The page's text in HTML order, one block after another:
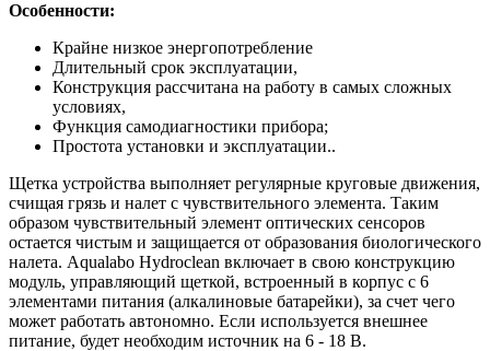
Особенности:
Крайне низкое энергопотребление
Длительный срок эксплуатации,
Конструкция рассчитана на работу в самых сложных
условиях,
Функция самодиагностики прибора;
Простота установки и эксплуатации..
Щетка устройства выполняет регулярные круговые движения,
счищая грязь и налет с чувствительного элемента. Таким
образом чувствительный элемент оптических сенсоров
остается чистым и защищается от образования биологического
налета. Aqualabo Hydroclean включает в свою конструкцию
модуль, управляющий щеткой, встроенный в корпус с 6
элементами питания (алкалиновые батарейки), за счет чего
может работать автономно. Если используется внешнее
питание, будет необходим источник на 6 - 18 В.